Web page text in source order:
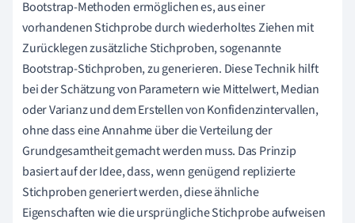
Bootstrap-Methoden ermöglichen es, aus einer
vorhandenen Stichprobe durch wiederholtes Ziehen mit
Zurücklegen zusätzliche Stichproben, sogenannte
Bootstrap-Stichproben, zu generieren. Diese Technik hilft
bei der Schätzung von Parametern wie Mittelwert, Median
oder Varianz und dem Erstellen von Konfidenzintervallen,
ohne dass eine Annahme über die Verteilung der
Grundgesamtheit gemacht werden muss. Das Prinzip
basiert auf der Idee, dass, wenn genügend replizierte
Stichproben generiert werden, diese ähnliche
Eigenschaften wie die ursprüngliche Stichprobe aufweisen